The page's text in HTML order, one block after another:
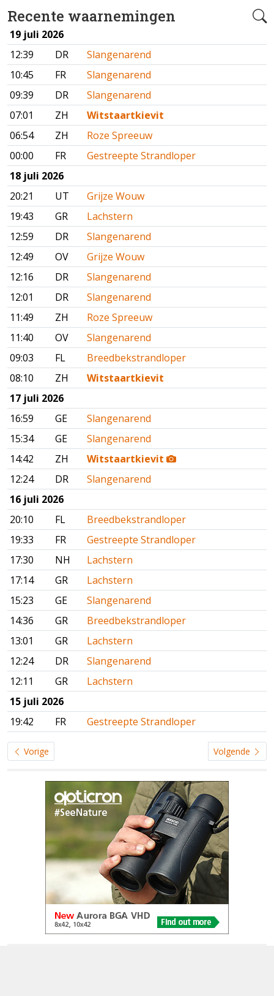
Recente waarnemingen
19 juli 2026
12:39
DR
Slangenarend
10:45
FR
Slangenarend
09:39
DR
Slangenarend
07:01
ZH
Witstaartkievit
06:54
ZH
Roze Spreeuw
00:00
FR
Gestreepte Strandloper
18 juli 2026
20:21
UT
Grijze Wouw
19:43
GR
Lachstern
12:59
DR
Slangenarend
12:49
OV
Grijze Wouw
12:16
DR
Slangenarend
12:01
DR
Slangenarend
11:49
ZH
Roze Spreeuw
11:40
OV
Slangenarend
09:03
FL
Breedbekstrandloper
08:10
ZH
Witstaartkievit
17 juli 2026
16:59
GE
Slangenarend
15:34
GE
Slangenarend
14:42
ZH
Witstaartkievit
12:24
DR
Slangenarend
16 juli 2026
20:10
FL
Breedbekstrandloper
19:33
FR
Gestreepte Strandloper
17:30
NH
Lachstern
17:14
GR
Lachstern
15:23
GE
Slangenarend
14:36
GR
Breedbekstrandloper
13:01
GR
Lachstern
12:24
DR
Slangenarend
12:11
GR
Lachstern
15 juli 2026
19:42
FR Gestreepte Strandloper
Vorige Volgende